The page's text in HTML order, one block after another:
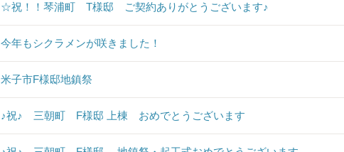
☆祝！！琴浦町 T様邸 ご契約ありがとうございます♪
今年もシクラメンが咲きました！
米子市F様邸地鎮祭
♪祝♪ 三朝町 F様邸 上棟 おめでとうございます